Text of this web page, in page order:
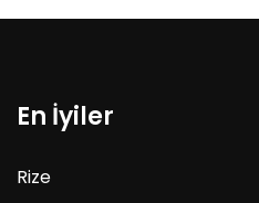
En İyiler
Rize